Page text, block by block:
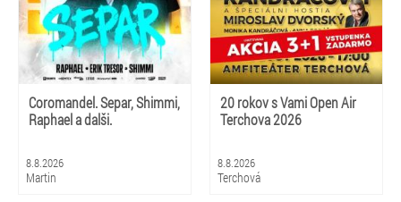
Coromandel. Separ, Shimmi,
Raphael a dalši.
8.8.2026
Martin
20 rokov s Vami Open Air
Terchova 2026
8.8.2026
Terchová